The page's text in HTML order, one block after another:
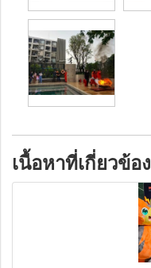
เนื้อหาที่เกี่ยวข้อง